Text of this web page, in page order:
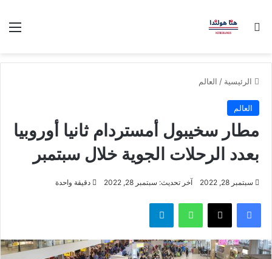
بحث عن
الرئيسية / العالم
العالم
مطار سخيبول أمستردام ثانيا أوروبيا
بعدد الرحلات الجوية خلال سبتمبر
سبتمبر 28, 2022 آخر تحديث: سبتمبر 28, 2022 دقيقة واحدة
فيسبوك ‫X واتساب تيلقرام